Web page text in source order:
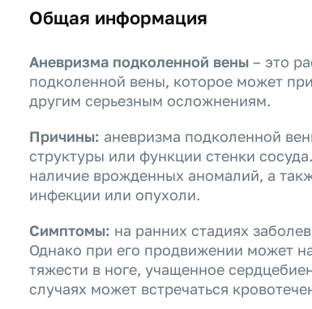
Общая информация
Аневризма подколенной вены – это
подколенной вены, которое может
другим серьезным осложнениям.
Причины: аневризма подколенной
структуры или функции стенки
наличие врожденных аномалий, а
инфекции или опухоли.
Симптомы: на ранних стадиях
Однако при его продвижении может
тяжести в ноге, учащенное
случаях может встречаться